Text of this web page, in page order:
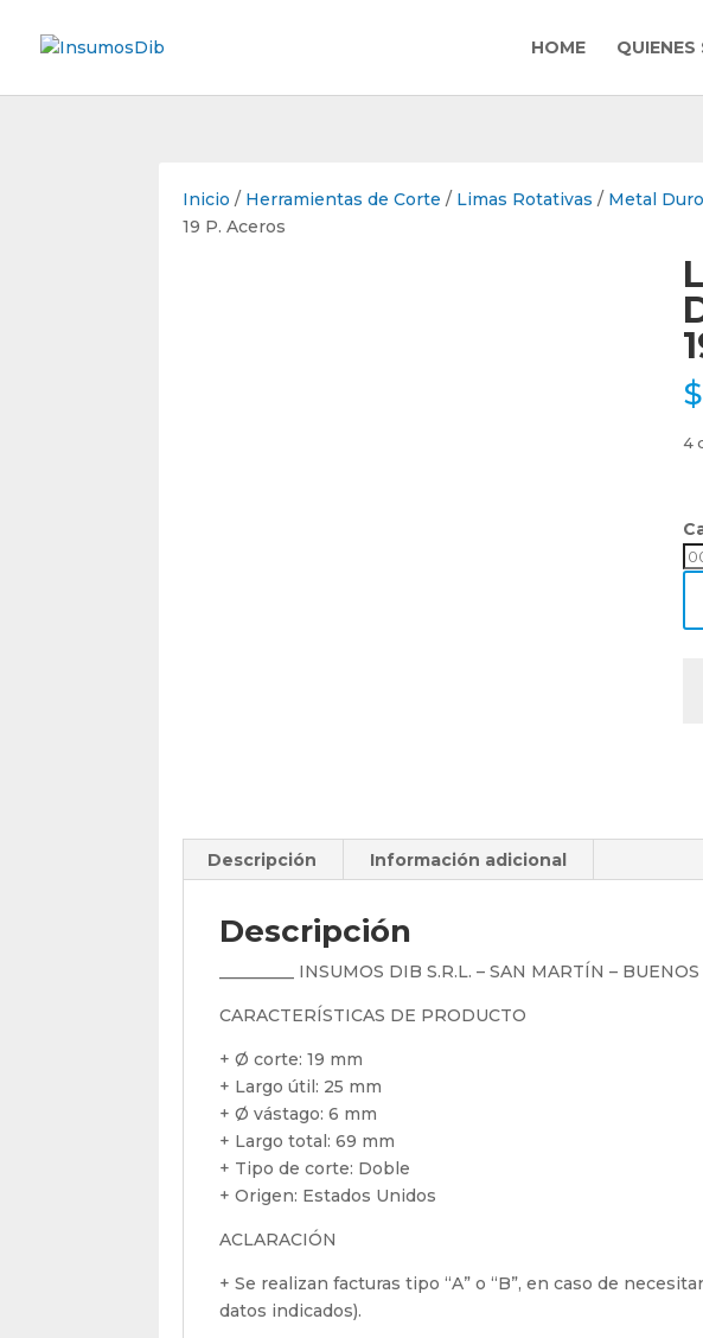
HOME QUIENES
Inicio / Herramientas de Corte / Limas Rotativas / Metal Duro
19 P. Aceros
$
4
Descripción Información adicional
Descripción
_________ INSUMOS DIB S.R.L. – SAN MARTÍN – BUENOS
CARACTERÍSTICAS DE PRODUCTO
+ Ø corte: 19 mm
+ Largo útil: 25 mm
+ Ø vástago: 6 mm
+ Largo total: 69 mm
+ Tipo de corte: Doble
+ Origen: Estados Unidos
ACLARACIÓN
+ Se realizan facturas tipo “A” o “B”, en caso de
datos indicados).